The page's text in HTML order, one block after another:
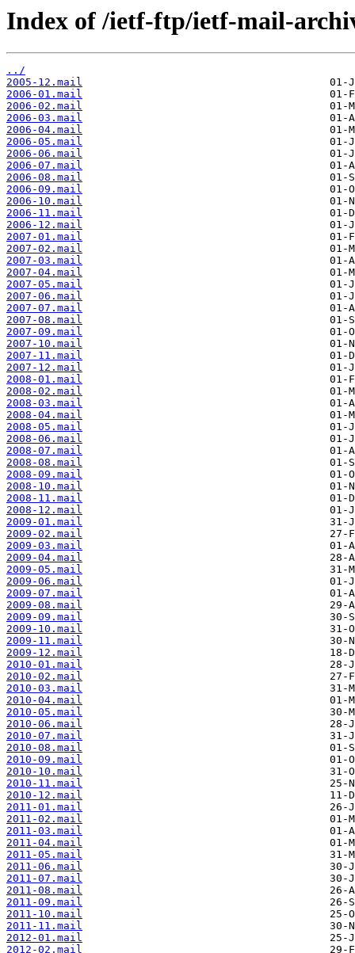
Index of /ietf-ftp/ietf-mail-
../
2005-12.mail
2006-01.mail
2006-02.mail
2006-03.mail
2006-04.mail
2006-05.mail
2006-06.mail
2006-07.mail
2006-08.mail
2006-09.mail
2006-10.mail
2006-11.mail
2006-12.mail
2007-01.mail
2007-02.mail
2007-03.mail
2007-04.mail
2007-05.mail
2007-06.mail
2007-07.mail
2007-08.mail
2007-09.mail
2007-10.mail
2007-11.mail
2007-12.mail
2008-01.mail
2008-02.mail
2008-03.mail
2008-04.mail
2008-05.mail
2008-06.mail
2008-07.mail
2008-08.mail
2008-09.mail
2008-10.mail
2008-11.mail
2008-12.mail
2009-01.mail
2009-02.mail
2009-03.mail
2009-04.mail
2009-05.mail
2009-06.mail
2009-07.mail
2009-08.mail
2009-09.mail
2009-10.mail
2009-11.mail
2009-12.mail
2010-01.mail
2010-02.mail
2010-03.mail
2010-04.mail
2010-05.mail
2010-06.mail
2010-07.mail
2010-08.mail
2010-09.mail
2010-10.mail
2010-11.mail
2010-12.mail
2011-01.mail
2011-02.mail
2011-03.mail
2011-04.mail
2011-05.mail
2011-06.mail
2011-07.mail
2011-08.mail
2011-09.mail
2011-10.mail
2011-11.mail
2012-01.mail
2012-02.mail